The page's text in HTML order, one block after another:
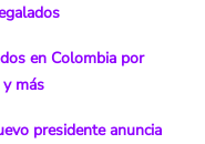
en Colombia por
más
presidente anuncia